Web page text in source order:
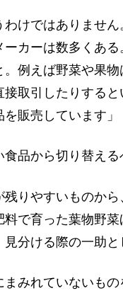
わけではありませ
カーは数多くあ
例えば野菜や果
取引したりする
販売しています」
品から切り替える
残りやすいものか
で育った葉物野
分ける際の一助と
みれていないもの